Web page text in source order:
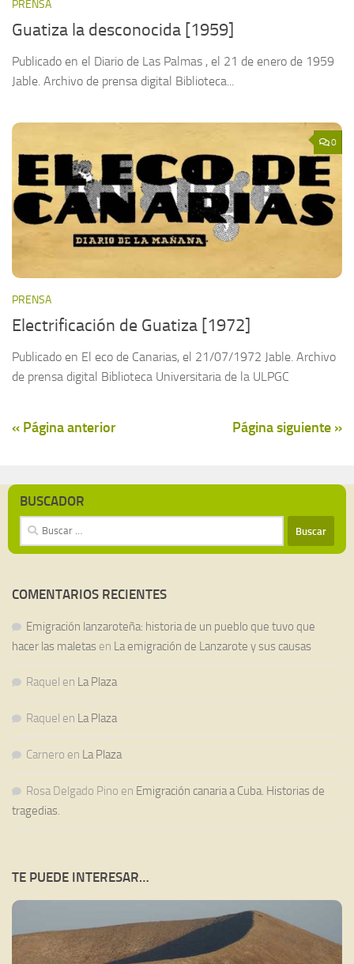
PRENSA
Guatiza la desconocida [1959]
Publicado en el Diario de Las Palmas , el 21 de enero de 1959
Jable. Archivo de prensa digital Biblioteca...
0
PRENSA
Electrificación de Guatiza [1972]
Publicado en El eco de Canarias, el 21/07/1972 Jable. Archivo
de prensa digital Biblioteca Universitaria de la ULPGC
« Página anterior Página siguiente »
BUSCADOR
Buscar:
COMENTARIOS RECIENTES
Emigración lanzaroteña: historia de un pueblo que tuvo que
hacer las maletas en La emigración de Lanzarote y sus causas
Raquel en La Plaza
Raquel en La Plaza
Carnero en La Plaza
Rosa Delgado Pino en Emigración canaria a Cuba. Historias de
tragedias.
TE PUEDE INTERESAR…